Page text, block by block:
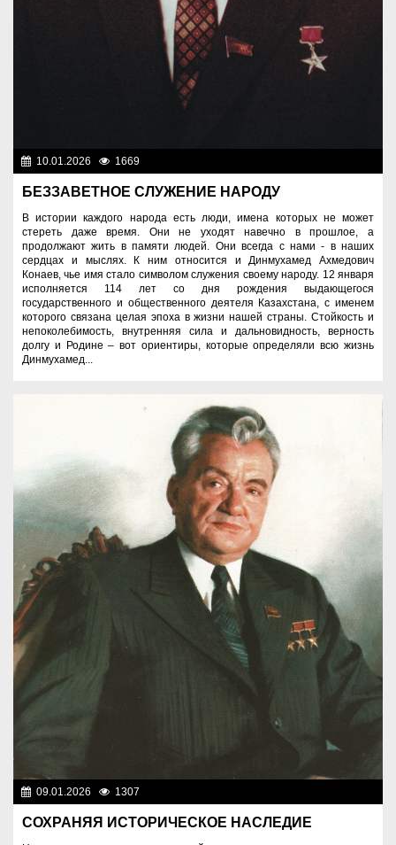
10.01.2026 1669
БЕЗЗАВЕТНОЕ СЛУЖЕНИЕ НАРОДУ
В истории каждого народа есть люди, имена которых не может
стереть даже время. Они не уходят навечно в прошлое, а
продолжают жить в памяти людей. Они всегда с нами - в наших
сердцах и мыслях. К ним относится и Динмухамед Ахмедович
Конаев, чье имя стало символом служения своему народу. 12 января
исполняется 114 лет со дня рождения выдающегося
государственного и общественного деятеля Казахстана, с именем
которого связана целая эпоха в жизни нашей страны. Стойкость и
непоколебимость, внутренняя сила и дальновидность, верность
долгу и Родине – вот ориентиры, которые определяли всю жизнь
Динмухамед...
09.01.2026 1307
СОХРАНЯЯ ИСТОРИЧЕСКОЕ НАСЛЕДИЕ